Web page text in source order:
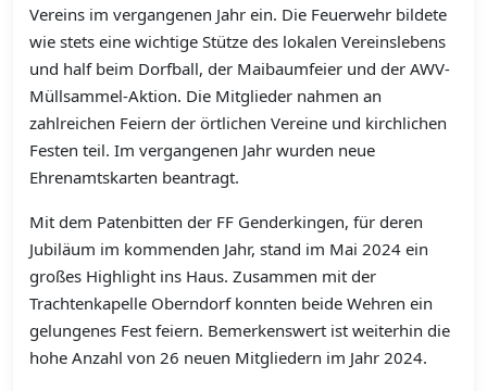
Vereins im vergangenen Jahr ein. Die Feuerwehr bildete
wie stets eine wichtige Stütze des lokalen Vereinslebens
und half beim Dorfball, der Maibaumfeier und der AWV-
Müllsammel-Aktion. Die Mitglieder nahmen an
zahlreichen Feiern der örtlichen Vereine und kirchlichen
Festen teil. Im vergangenen Jahr wurden neue
Ehrenamtskarten beantragt.
Mit dem Patenbitten der FF Genderkingen, für deren
Jubiläum im kommenden Jahr, stand im Mai 2024 ein
großes Highlight ins Haus. Zusammen mit der
Trachtenkapelle Oberndorf konnten beide Wehren ein
gelungenes Fest feiern. Bemerkenswert ist weiterhin die
hohe Anzahl von 26 neuen Mitgliedern im Jahr 2024.